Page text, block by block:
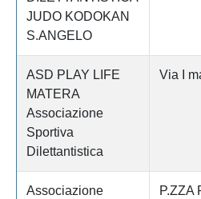
JUDO KODOKAN
S.ANGELO
ASD PLAY LIFE
MATERA
Associazione
Sportiva
Dilettantistica
Via I
Associazione
P.ZZA